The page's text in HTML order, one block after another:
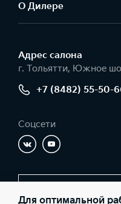
О Дилере
Адрес салонa
г. Тольятти, Южное
+7 (8482) 55-50-
Соцсети
Для оптимальной